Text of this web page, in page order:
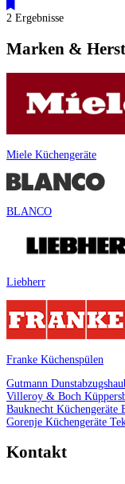
2 Ergebnisse
Marken &
Miele Küchengeräte
BLANCO
Liebherr
Franke Küchenspülen
Gutmann
Villeroy & Boch
Bauknecht Küchengeräte
Gorenje Küchengeräte
Kontakt